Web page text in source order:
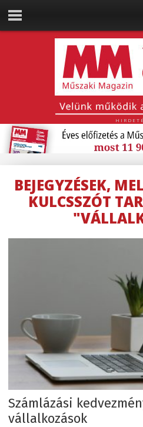
BEJEGYZÉSEK,
KULCSSZÓT
Számlázási
vállalkozások